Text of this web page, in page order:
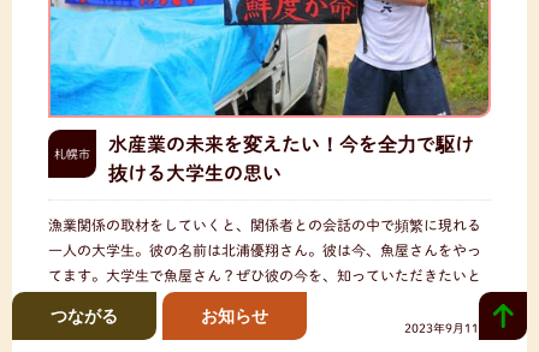
札幌市
水産業の未来を変えたい！今を全力で駆け
抜ける大学生の思い
漁業関係の取材をしていくと、関係者との会話の中で頻繁に現れる
一人の大学生。彼の名前は北浦優翔さん。彼は今、魚屋さんをやっ
てます。大学生で魚屋さん？ぜひ彼の今を、知っていただきたいと
2023年9月11日
つながる お知らせ